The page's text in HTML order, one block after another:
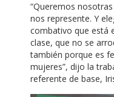
“Queremos
nos represente. Y
combativo que está
clase, que no se
también porque es
mujeres”, dijo la
referente de base,